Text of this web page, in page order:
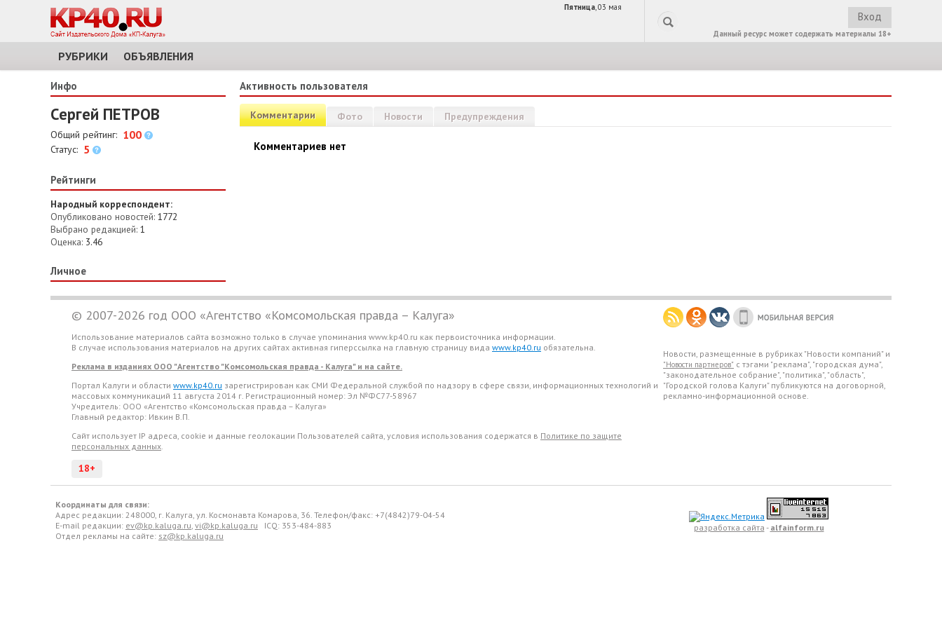
Пятница, 03 мая
Вход
Данный ресурс может содержать материалы 18+
РУБРИКИ ОБЪЯВЛЕНИЯ
Инфо
Сергей ПЕТРОВ
Общий рейтинг: 100
Статус: 5
Рейтинги
Народный корреспондент:
Опубликовано новостей: 1772
Выбрано редакцией: 1
Оценка: 3.46
Личное
Активность пользователя
Комментарии Фото Новости Предупреждения
Комментариев нет
© 2007-2026 год ООО «Агентство «Комсомольская правда – Калуга»
Использование материалов сайта возможно только в случае упоминания www.kp40.ru как первоисточника информации.
В случае использования материалов на других сайтах активная гиперссылка на главную страницу вида www.kp40.ru обязательна.
Реклама в изданиях ООО "Агентство "Комсомольская правда - Калуга" и на сайте.
Портал Калуги и области www.kp40.ru зарегистрирован как СМИ Федеральной службой по надзору в сфере связи, информационных технологий и
массовых коммуникаций 11 августа 2014 г. Регистрационный номер: Эл №ФС77-58967
Учредитель: ООО «Агентство «Комсомольская правда – Калуга»
Главный редактор: Ивкин В.П.
Сайт использует IP адреса, cookie и данные геолокации Пользователей сайта, условия использования содержатся в Политике по защите
персональных данных.
18+
Новости, размещенные в рубриках "Новости компаний" и
"Новости партнеров" с тэгами "реклама", "городская дума",
"законодательное собрание", "политика", "область",
"Городской голова Калуги" публикуются на договорной,
рекламно-информационной основе.
Координаты для связи:
Адрес редакции: 248000, г. Калуга, ул. Космонавта Комарова, 36. Телефон/факс: +7(4842)79-04-54
E-mail редакции: ev@kp.kaluga.ru, vi@kp.kaluga.ru ICQ: 353-484-883
Отдел рекламы на сайте: sz@kp.kaluga.ru
разработка сайта - alfainform.ru